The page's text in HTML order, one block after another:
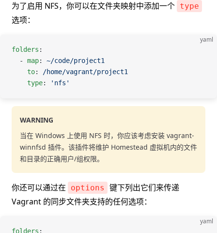
为了启用 NFS，你可以在文件夹映射中添加一个 type
选项：
yaml
folders :
  -
map: ~/code/project1
    to
:
/home/vagrant/project1
    type
: 'nfs'
WARNING
当在 Windows 上使用 NFS 时，你应该考虑安装 vagrant-
winnfsd 插件。该插件将维护 Homestead 虚拟机内的文件
和目录的正确用户/组权限。
你还可以通过在 options
键下列出它们来传递
Vagrant 的同步文件夹支持的任何选项：
yaml
folders :